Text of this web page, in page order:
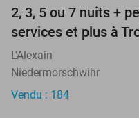
2, 3, 5 ou 7 nuits +
services et plus à
L’Alexain
Niedermorschwihr
Vendu : 184